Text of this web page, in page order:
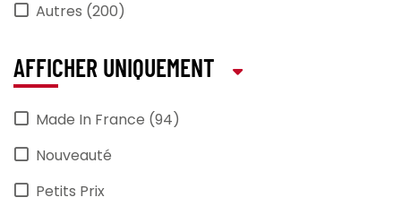
Autres (200)
AFFICHER UNIQUEMENT
Made In France (94)
Nouveauté
Petits Prix